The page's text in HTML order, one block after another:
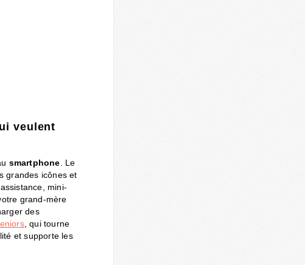
veulent
smartphone. Le
grandes icônes et
mini-
grand-mère
des
, qui tourne
et supporte les